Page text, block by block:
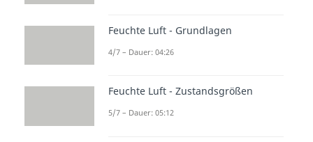
Feuchte Luft - Grundlagen
4/7 – Dauer: 04:26
Feuchte Luft - Zustandsgrößen
5/7 – Dauer: 05:12